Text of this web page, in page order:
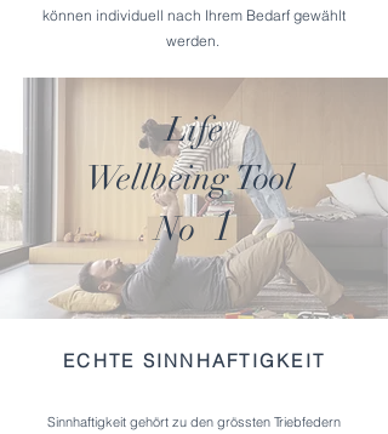
können individuell nach Ihrem Bedarf gewählt
werden.
Life
WellbeingTool
No 1
ECHTE SINNHAFTIGKEIT
Sinnhaftigkeit gehört zu den grössten Triebfedern